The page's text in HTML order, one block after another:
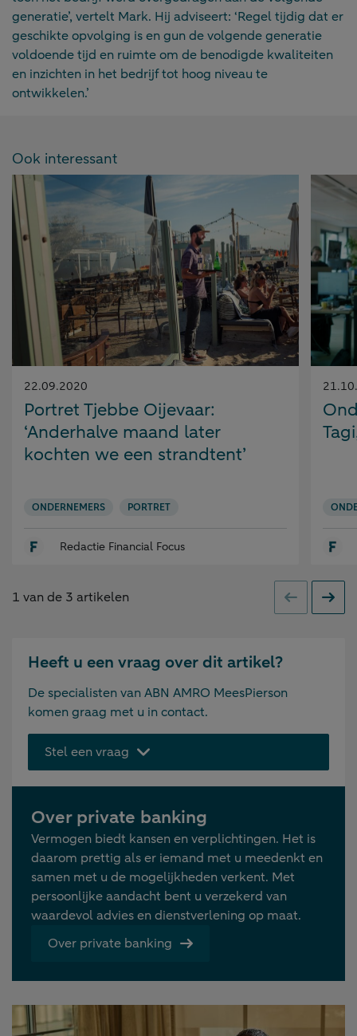
generatie’, vertelt Mark. Hij adviseert: ‘Regel tijdig dat er
geschikte opvolging is en gun de volgende generatie
voldoende tijd en ruimte om de benodigde kwaliteiten
en inzichten in het bedrijf tot hoog niveau te
ontwikkelen.’
Ook interessant
Gepubliceerd
op:
22.09.2020
Portret Tjebbe Oijevaar:
‘Anderhalve maand later
kochten we een strandtent’
ONDERNEMERS PORTRET
Redactie Financial Focus
op:
1 van de 3 artikelen Vorige
Heeft u een vraag over dit artikel?
De specialisten van ABN AMRO MeesPierson
komen graag met u in contact.
Stel een vraag
Over private banking
Vermogen biedt kansen en verplichtingen. Het is
daarom prettig als er iemand met u meedenkt en
samen met u de mogelijkheden verkent. Met
persoonlijke aandacht bent u verzekerd van
waardevol advies en dienstverlening op maat.
Over private banking